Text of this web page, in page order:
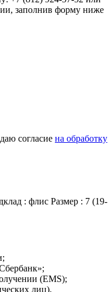
заполнив форму ниже
согласие на обработку
: флис Размер : 7 (19-
(EMS);
лиц).